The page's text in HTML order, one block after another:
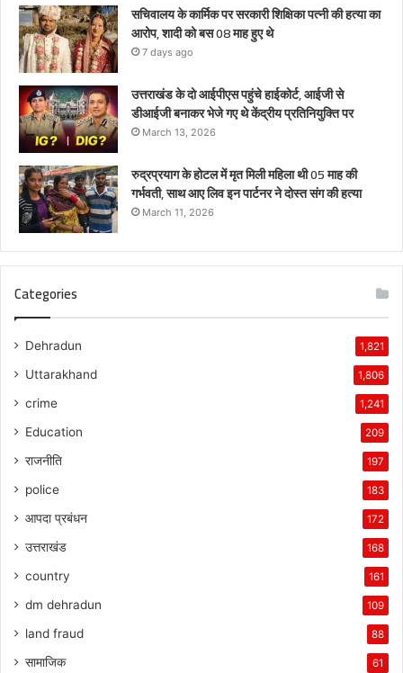
सचिवालय के कार्मिक पर सरकारी शिक्षिका पत्नी की हत्या का
आरोप, शादी को बस 08 माह हुए थे
7 days ago
उत्तराखंड के दो आईपीएस पहुंचे हाईकोर्ट, आईजी से
डीआईजी बनाकर भेजे गए थे केंद्रीय प्रतिनियुक्ति पर
March 13, 2026
रुद्रप्रयाग के होटल में मृत मिली महिला थी 05 माह की
गर्भवती, साथ आए लिव इन पार्टनर ने दोस्त संग की हत्या
March 11, 2026
Categories
Dehradun 1,821
Uttarakhand 1,806
crime 1,241
Education 209
राजनीति 197
police 183
आपदा प्रबंधन 172
उत्तराखंड 168
country 161
dm dehradun 109
land fraud 88
सामाजिक 61